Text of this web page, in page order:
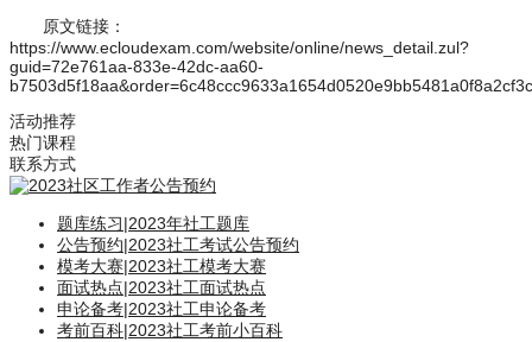
原文链接：
https://www.ecloudexam.com/website/online/news_detail.zul?
guid=72e761aa-833e-42dc-aa60-
活动推荐
热门课程
联系方式
题库练习|2023年社工题库
公告预约|2023社工考试公告预约
模考大赛|2023社工模考大赛
面试热点|2023社工面试热点
申论备考|2023社工申论备考
考前百科|2023社工考前小百科